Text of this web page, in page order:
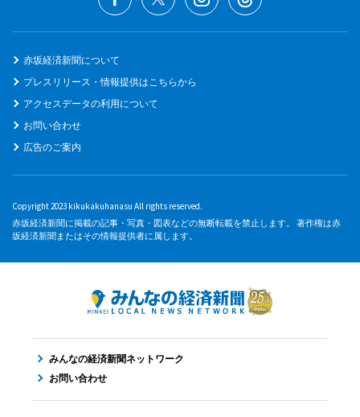
赤坂経済新聞について
プレスリリース・情報提供はこちらから
アクセスデータの利用について
お問い合わせ
広告のご案内
Copyright 2023 kikukakuhanasu All rights reserved.
赤坂経済新聞に掲載の記事・写真・図表などの無断転載を禁止します。 著作権は赤
坂経済新聞またはその情報提供者に属します。
みんなの経済新聞ネットワーク
お問い合わせ